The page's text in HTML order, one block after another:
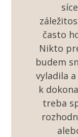
často
Nikto
budem
vyladila
k
treba